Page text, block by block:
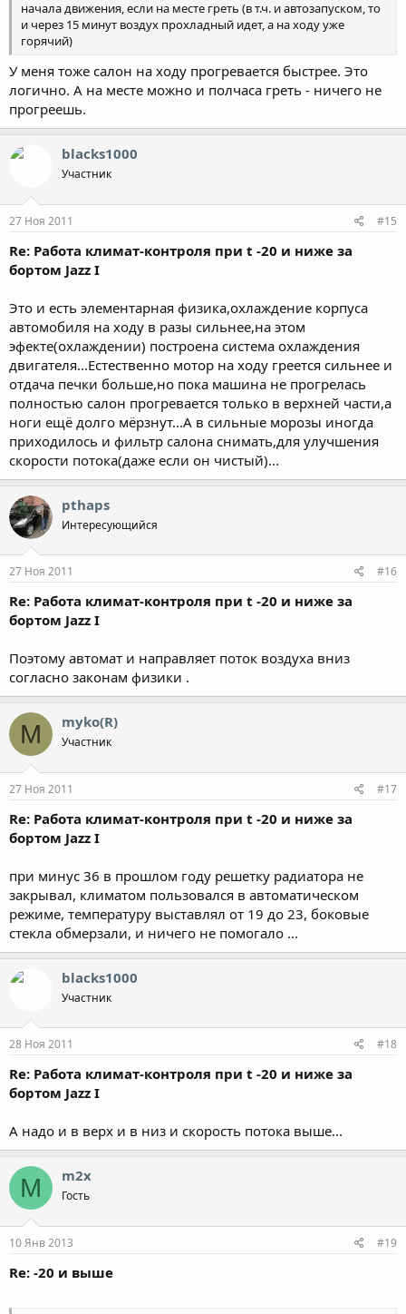
начала движения, если на месте греть (в т.ч. и автозапуском, то
и через 15 минут воздух прохладный идет, а на ходу уже
горячий)
У меня тоже салон на ходу прогревается быстрее. Это
логично. А на месте можно и полчаса греть - ничего не
прогреешь.
blacks1000
Участник
27 Ноя 2011 #15
Re: Работа климат-контроля при t -20 и ниже за
бортом Jazz I
Это и есть элементарная физика,охлаждение корпуса
автомобиля на ходу в разы сильнее,на этом
эфекте(охлаждении) построена система охлаждения
двигателя...Естественно мотор на ходу греется сильнее и
отдача печки больше,но пока машина не прогрелась
полностью салон прогревается только в верхней части,а
ноги ещё долго мёрзнут...А в сильные морозы иногда
приходилось и фильтр салона снимать,для улучшения
скорости потока(даже если он чистый)...
pthaps
Интересующийся
27 Ноя 2011 #16
Re: Работа климат-контроля при t -20 и ниже за
бортом Jazz I
Поэтому автомат и направляет поток воздуха вниз
согласно законам физики .
M myko(R)
Участник
27 Ноя 2011 #17
Re: Работа климат-контроля при t -20 и ниже за
бортом Jazz I
при минус 36 в прошлом году решетку радиатора не
закрывал, климатом пользовался в автоматическом
режиме, температуру выставлял от 19 до 23, боковые
стекла обмерзали, и ничего не помогало ...
blacks1000
Участник
28 Ноя 2011 #18
Re: Работа климат-контроля при t -20 и ниже за
бортом Jazz I
А надо и в верх и в низ и скорость потока выше...
M m2x
Гость
10 Янв 2013 #19
Re: -20 и выше